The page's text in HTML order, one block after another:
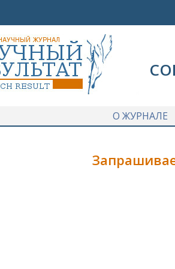
О ЖУРНАЛЕ